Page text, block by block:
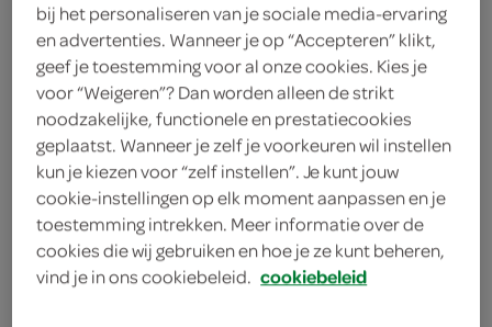
Let op: aanbiedingen zijn niet zichtbaar bij de
producten, maar worden wél automatisch
verwerkt in de winkelmand.
bij brandend maagzuur
Helpt bij zure oprispingen
Met pepermunt smaak
bij het personaliseren van je sociale media-ervaring
en advertenties. Wanneer je op “Accepteren” klikt,
geef je toestemming voor al onze cookies. Kies je
voor “Weigeren”? Dan worden alleen de strikt
noodzakelijke, functionele en prestatiecookies
geplaatst. Wanneer je zelf je voorkeuren wil instellen
kun je kiezen voor “zelf instellen”. Je kunt jouw
cookie-instellingen op elk moment aanpassen en je
toestemming intrekken. Meer informatie over de
cookies die wij gebruiken en hoe je ze kunt beheren,
vind je in ons cookiebeleid. cookiebeleid